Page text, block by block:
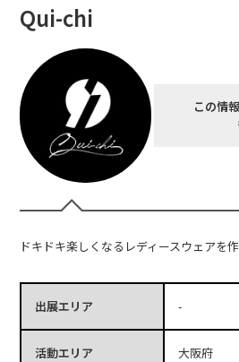
Qui-chi
この情
ドキドキ楽しくなるレディースウェアを作
出展エリア -
活動エリア 大阪府